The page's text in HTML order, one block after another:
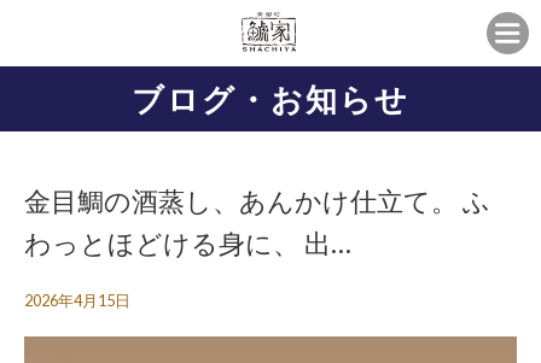
ブログ・お知らせ
金目鯛の酒蒸し、あんかけ仕立て。 ふ
わっとほどける身に、 出…
2026年4月15日